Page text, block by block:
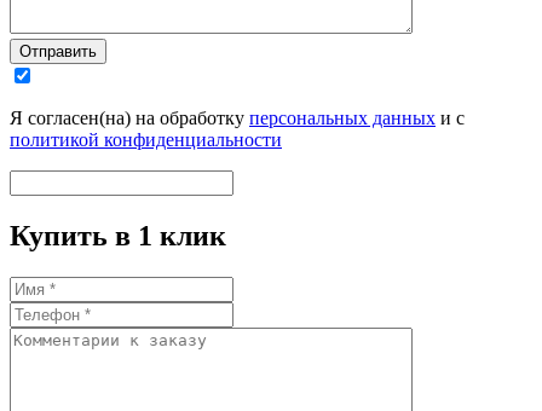
Отправить
Я согласен(на) на обработку персональных данных и с
политикой конфиденциальности
Купить в 1 клик